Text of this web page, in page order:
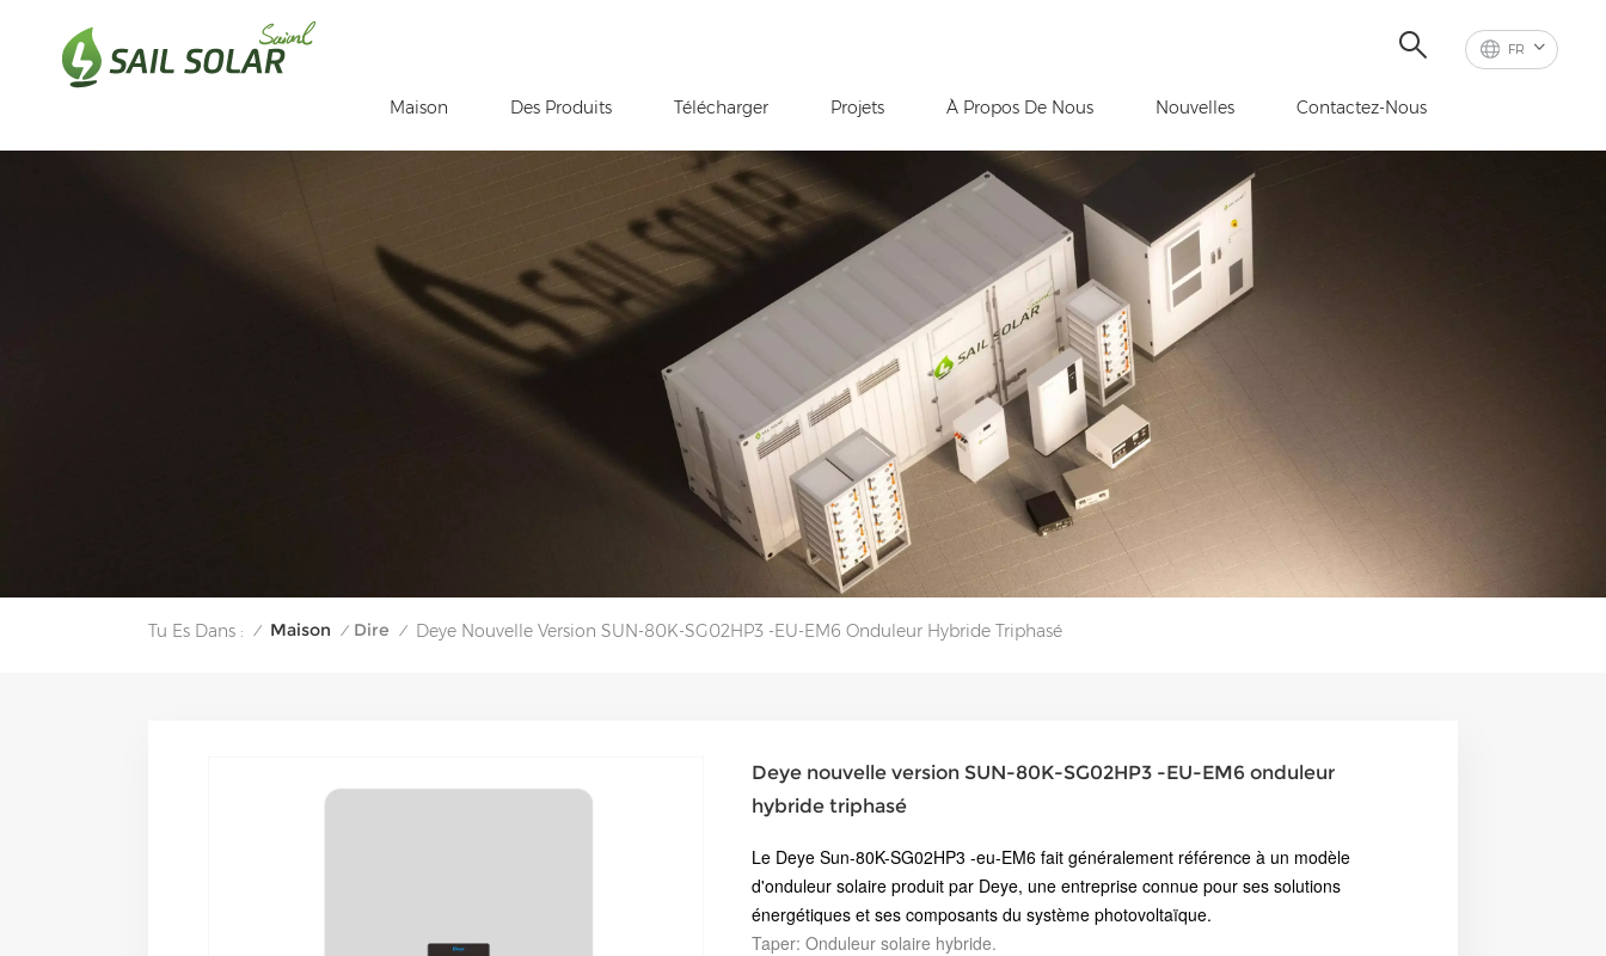
FR
Maison Des Produits Télécharger Projets À Propos De Nous Nouvelles Contactez-Nous
Tu Es Dans : / Maison / Dire / Deye Nouvelle Version SUN-80K-SG02HP3 -EU-EM6 Onduleur Hybride Triphasé
Deye nouvelle version SUN-80K-SG02HP3 -EU-EM6 onduleur
hybride triphasé
Le Deye Sun-80K-SG02HP3 -eu-EM6 fait généralement référence à un modèle
d'onduleur solaire produit par Deye, une entreprise connue pour ses solutions
énergétiques et ses composants du système photovoltaïque.
Taper: Onduleur solaire hybride.